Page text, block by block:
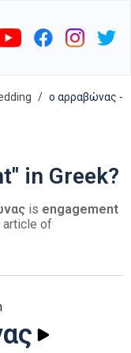
ο αρραβώνας -
in Greek?
is engagement
article of